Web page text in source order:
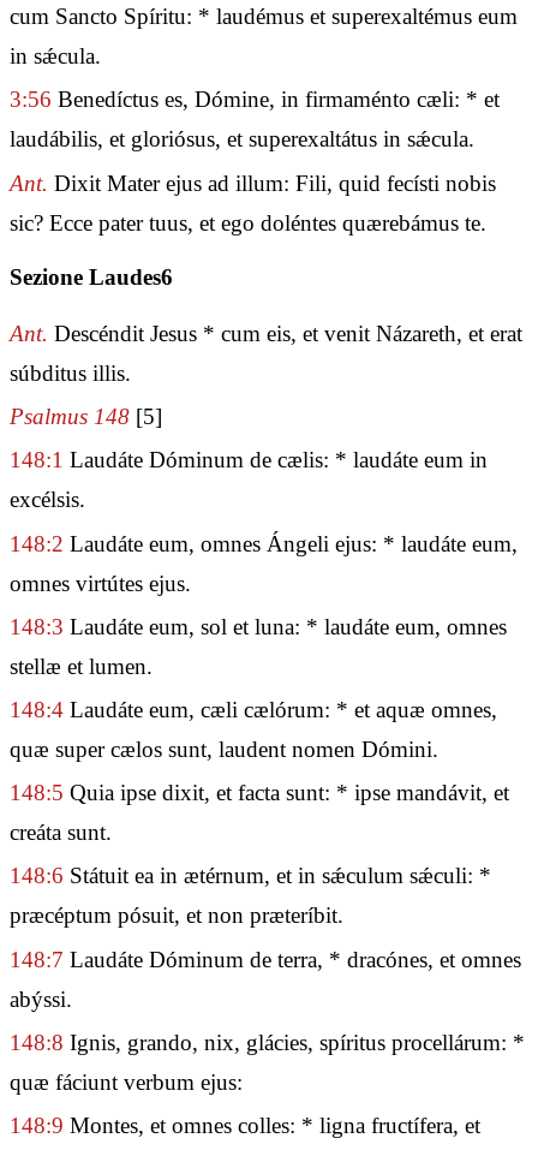
cum Sancto Spíritu: * laudémus et superexaltémus eum
in sǽcula.
3:56 Benedíctus es, Dómine, in firmaménto cæli: * et
laudábilis, et gloriósus, et superexaltátus in sǽcula.
Ant. Dixit Mater ejus ad illum: Fili, quid fecísti nobis
sic? Ecce pater tuus, et ego doléntes quærebámus te.
Sezione Laudes6
Ant. Descéndit Jesus * cum eis, et venit Názareth, et erat
súbditus illis.
Psalmus 148 [5]
148:1 Laudáte Dóminum de cælis: * laudáte eum in
excélsis.
148:2 Laudáte eum, omnes Ángeli ejus: * laudáte eum,
omnes virtútes ejus.
148:3 Laudáte eum, sol et luna: * laudáte eum, omnes
stellæ et lumen.
148:4 Laudáte eum, cæli cælórum: * et aquæ omnes,
quæ super cælos sunt, laudent nomen Dómini.
148:5 Quia ipse dixit, et facta sunt: * ipse mandávit, et
creáta sunt.
148:6 Státuit ea in ætérnum, et in sǽculum sǽculi: *
præcéptum pósuit, et non præteríbit.
148:7 Laudáte Dóminum de terra, * dracónes, et omnes
abýssi.
148:8 Ignis, grando, nix, glácies, spíritus procellárum: *
quæ fáciunt verbum ejus:
148:9 Montes, et omnes colles: * ligna fructífera, et